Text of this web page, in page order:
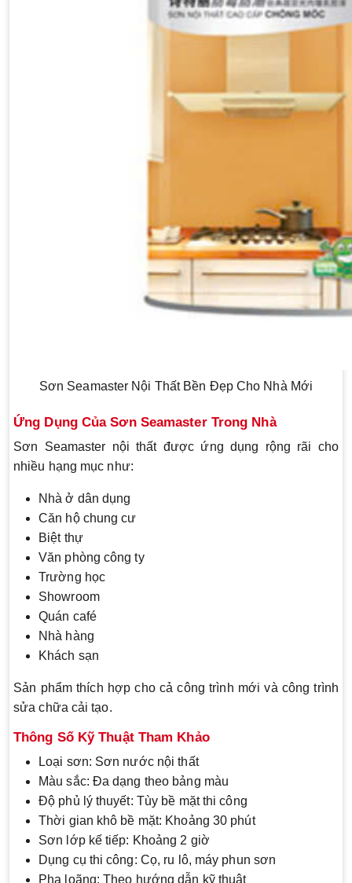
Sơn Seamaster Nội Thất Bền Đẹp Cho Nhà Mới
Ứng Dụng Của Sơn Seamaster Trong Nhà
Sơn Seamaster nội thất được ứng dụng rộng rãi cho
nhiều hạng mục như:
Nhà ở dân dụng
Căn hộ chung cư
Biệt thự
Văn phòng công ty
Trường học
Showroom
Quán café
Nhà hàng
Khách sạn
Sản phẩm thích hợp cho cả công trình mới và công trình
sửa chữa cải tạo.
Thông Số Kỹ Thuật Tham Khảo
Loại sơn: Sơn nước nội thất
Màu sắc: Đa dạng theo bảng màu
Độ phủ lý thuyết: Tùy bề mặt thi công
Thời gian khô bề mặt: Khoảng 30 phút
Sơn lớp kế tiếp: Khoảng 2 giờ
Dụng cụ thi công: Cọ, ru lô, máy phun sơn
Pha loãng: Theo hướng dẫn kỹ thuật